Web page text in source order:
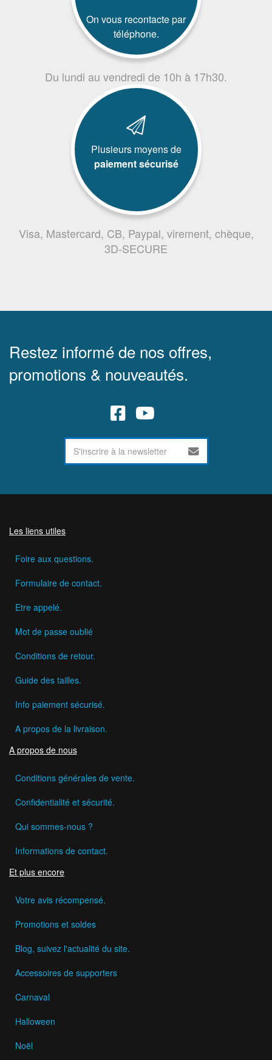
On vous recontacte par
téléphone.
Du lundi au vendredi de 10h à 17h30.
Plusieurs moyens de
paiement sécurisé
Visa, Mastercard, CB, Paypal, virement, chèque,
3D-SECURE
Restez informé de nos offres,
promotions & nouveautés.
Les liens utiles
Foire aux questions.
Formulaire de contact.
Etre appelé.
Mot de passe oublié
Conditions de retour.
Guide des tailles.
Info paiement sécurisé.
A propos de la livraison.
A propos de nous
Conditions générales de vente.
Confidentialité et sécurité.
Qui sommes-nous ?
Informations de contact.
Et plus encore
Votre avis récompensé.
Promotions et soldes
Blog, suivez l'actualité du site.
Accessoires de supporters
Carnaval
Halloween
Noël